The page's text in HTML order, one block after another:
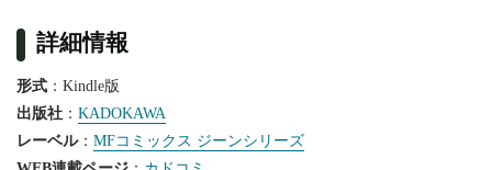
詳細情報
形式 ：Kindle版
出版社 ： KADOKAWA
レーベル： MFコミックス ジーンシリーズ